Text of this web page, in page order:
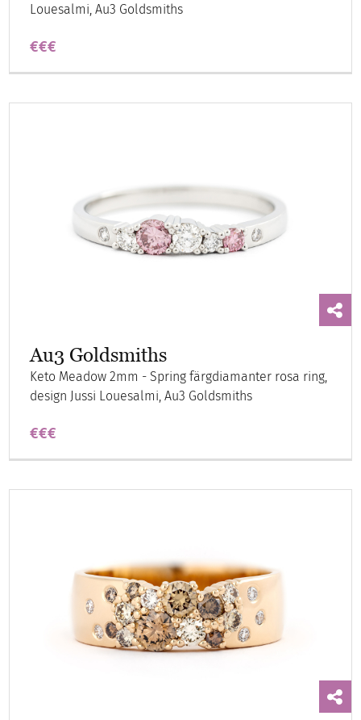
Louesalmi, Au3 Goldsmiths
€€€
Au3 Goldsmiths
Keto Meadow 2mm - Spring färgdiamanter rosa ring,
design Jussi Louesalmi, Au3 Goldsmiths
€€€